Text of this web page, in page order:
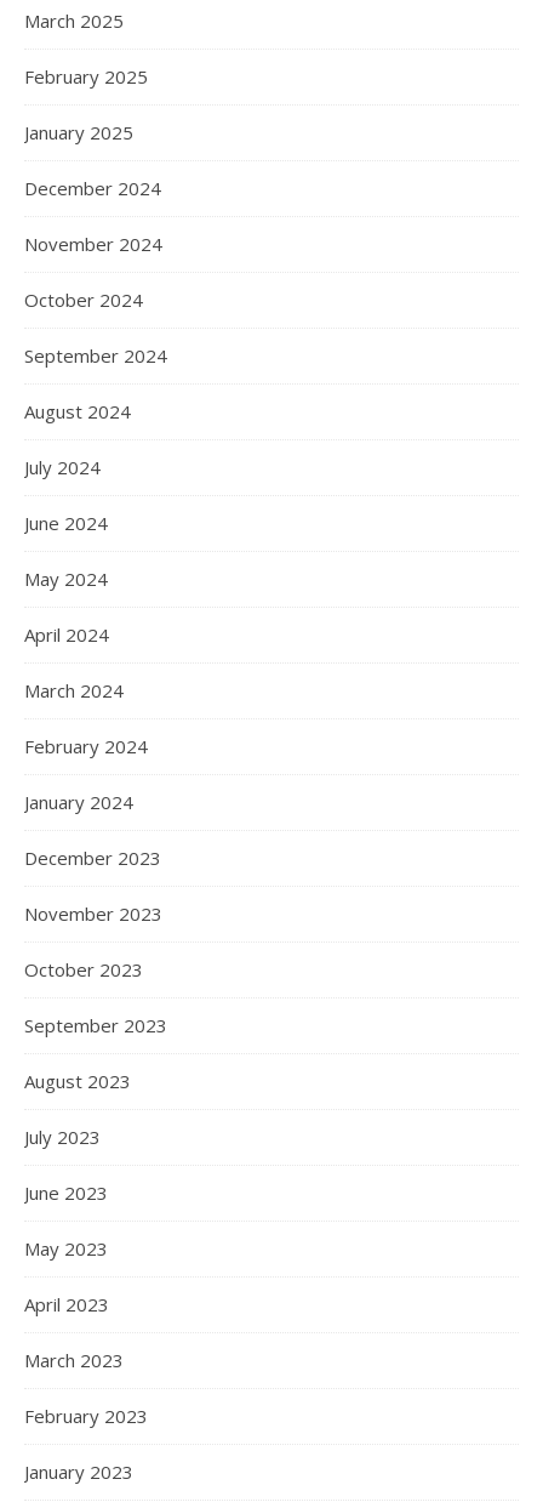
March 2025
February 2025
January 2025
December 2024
November 2024
October 2024
September 2024
August 2024
July 2024
June 2024
May 2024
April 2024
March 2024
February 2024
January 2024
December 2023
November 2023
October 2023
September 2023
August 2023
July 2023
June 2023
May 2023
April 2023
March 2023
February 2023
January 2023